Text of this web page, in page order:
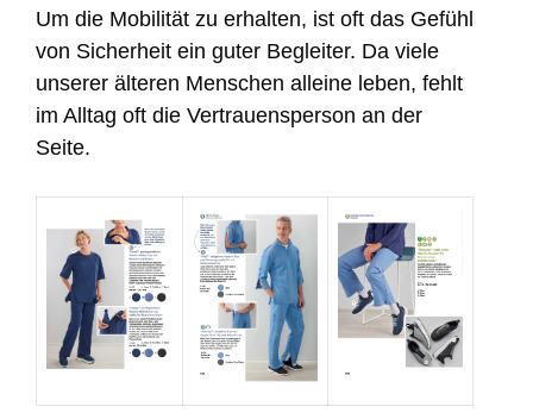
Um die Mobilität zu erhalten, ist oft das Gefühl
von Sicherheit ein guter Begleiter. Da viele
unserer älteren Menschen alleine leben, fehlt
im Alltag oft die Vertrauensperson an der
Seite.